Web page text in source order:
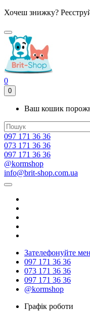
Хочеш знижку?
0
0
Ваш кошик
097 171 36 36
073 171 36 36
097 171 36 36
@kormshop
info@brit-shop.com.ua
Зателефонуйте
097 171 36 36
073 171 36 36
097 171 36 36
@kormshop
Графік роботи